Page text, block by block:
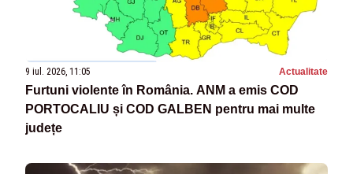
9 iul. 2026, 11:05 Actualitate
Furtuni violente în România. ANM a emis COD
PORTOCALIU și COD GALBEN pentru mai multe
județe